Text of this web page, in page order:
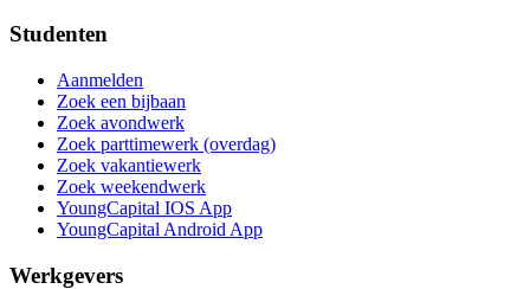
Studenten
Aanmelden
Zoek een bijbaan
Zoek avondwerk
Zoek parttimewerk (overdag)
Zoek vakantiewerk
Zoek weekendwerk
YoungCapital IOS App
YoungCapital Android App
Werkgevers